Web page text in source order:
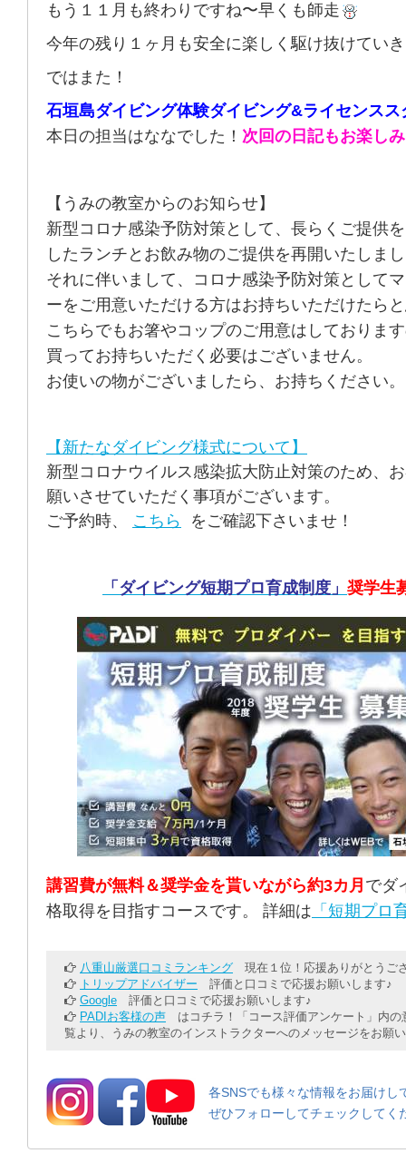
もう１１月も終わりですね〜早くも師走
今年の残り１ヶ月も安全に楽しく駆け抜けてい
ではまた！
石垣島ダイビング体験ダイビング&ライセンスス
本日の担当はななでした！ 次回の日記もお楽し
【うみの教室からのお知らせ】
新型コロナ感染予防対策として、長らくご提供
したランチとお飲み物のご提供を再開いたしま
それに伴いまして、コロナ感染予防対策として
ーをご用意いただける方はお持ちいただけたら
こちらでもお箸やコップのご用意はしておりま
買ってお持ちいただく必要はございません。
お使いの物がございましたら、お持ちください。
【新たなダイビング様式について】
新型コロナウイルス感染拡大防止対策のため、
願いさせていただく事項がございます。
ご予約時、 こちら をご確認下さいませ！
「ダイビング短期プロ育成制度」 奨学生
講習費が無料＆奨学金を貰いながら約3カ月 でダ
格取得を目指すコースです。 詳細は 「短期プロ
八重山厳選口コミランキング 現在１位！応援ありがとうご
トリップアドバイザー 評価と口コミで応援お願いします♪
Google 評価と口コミで応援お願いします♪
PADIお客様の声 はコチラ！「コース評価アンケート」内の
覧より、うみの教室のインストラクターへのメッセージをお願
各SNSでも様々な情報をお届けし
ぜひフォローしてチェックしてく